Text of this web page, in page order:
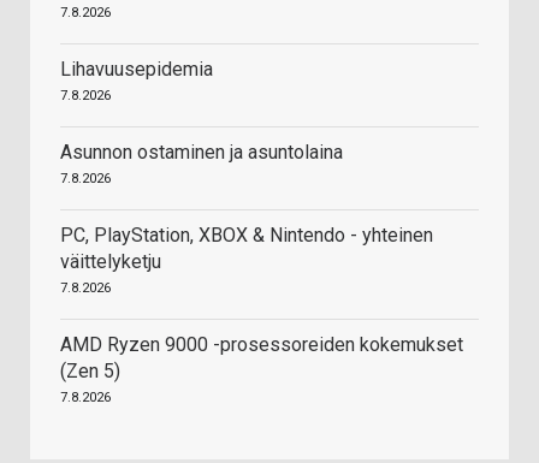
7.8.2026
Lihavuusepidemia
7.8.2026
Asunnon ostaminen ja asuntolaina
7.8.2026
PC, PlayStation, XBOX & Nintendo - yhteinen
väittelyketju
7.8.2026
AMD Ryzen 9000 -prosessoreiden kokemukset
(Zen 5)
7.8.2026